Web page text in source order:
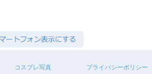
コスプレ写真
プライバシーポリシー